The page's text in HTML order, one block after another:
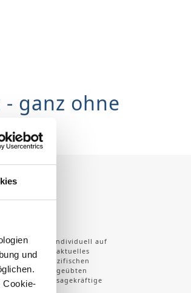
und
Cookie-
ganz ohne
gezielt und individuell auf
Ihr aktuelles
auf die spezifischen
von Ihnen ausgeübten
um eine aussagekräftige